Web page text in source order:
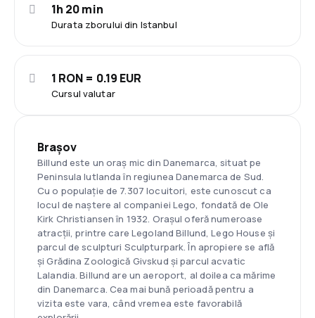
Durata zborului din Istanbul
1h 20 min
Cursul valutar
1 RON = 0.19 EUR
Brașov
Billund este un oraș mic din Danemarca, situat pe
Peninsula Iutlanda în regiunea Danemarca de Sud.
Cu o populație de 7.307 locuitori, este cunoscut ca
locul de naștere al companiei Lego, fondată de Ole
Kirk Christiansen în 1932. Orașul oferă numeroase
atracții, printre care Legoland Billund, Lego House și
parcul de sculpturi Sculpturpark. În apropiere se află
și Grădina Zoologică Givskud și parcul acvatic
Lalandia. Billund are un aeroport, al doilea ca mărime
din Danemarca. Cea mai bună perioadă pentru a
vizita este vara, când vremea este favorabilă